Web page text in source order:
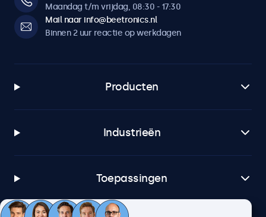
Maandag t/m vrijdag, 08:30 - 17:30
Mail naar info@beetronics.nl
Binnen 2 uur reactie op werkdagen
Producten
Industrieën
Toepassingen